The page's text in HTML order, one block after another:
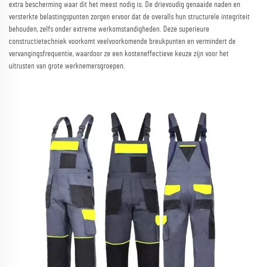
extra bescherming waar dit het meest nodig is. De drievoudig genaaide naden en
versterkte belastingspunten zorgen ervoor dat de overalls hun structurele integriteit
behouden, zelfs onder extreme werkomstandigheden. Deze superieure
constructietechniek voorkomt veelvoorkomende breukpunten en vermindert de
vervangingsfrequentie, waardoor ze een kosteneffectieve keuze zijn voor het
uitrusten van grote werknemersgroepen.